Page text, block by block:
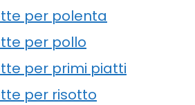
per polenta
per pollo
per primi piatti
per risotto